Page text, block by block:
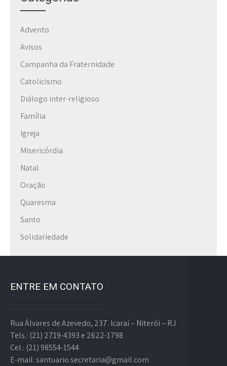
Advento
Avisos
Campanha da Fraternidade
Catolicismo
Diálogo inter-religioso
Família
Igreja
Misericórdia
Natal
Oração
Quaresma
Santo
Solidariedade
ENTRE EM CONTATO
Rua Álvares de Azevedo, 237. Icaraí – Niterói – RJ
Tels.: (21) 2719-4393 e 2622-1798
Cel.: (21) 98554-1544
E-mail: santuario.secretaria@gmail.com